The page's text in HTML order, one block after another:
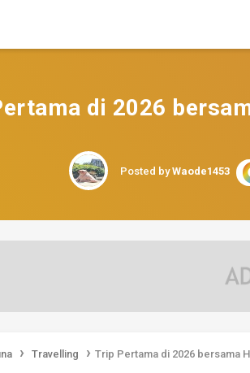
di 2026
Posted byWaode1453
› Travelling › Trip Pertama di 2026 bersama